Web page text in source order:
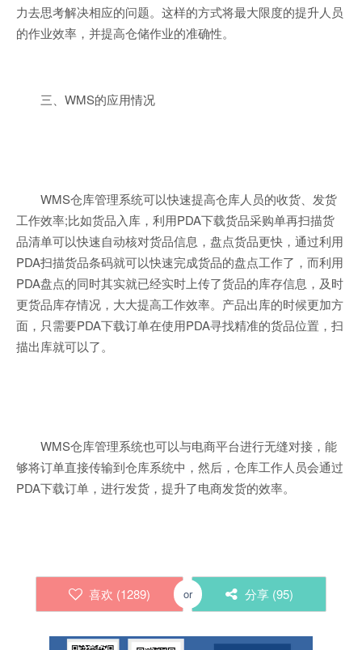
力去思考解决相应的问题。这样的方式将最大限度的提升人员
的作业效率，并提高仓储作业的准确性。
三、WMS的应用情况
WMS仓库管理系统可以快速提高仓库人员的收货、发货
工作效率;比如货品入库，利用PDA下载货品采购单再扫描货
品清单可以快速自动核对货品信息，盘点货品更快，通过利用
PDA扫描货品条码就可以快速完成货品的盘点工作了，而利用
PDA盘点的同时其实就已经实时上传了货品的库存信息，及时
更货品库存情况，大大提高工作效率。产品出库的时候更加方
面，只需要PDA下载订单在使用PDA寻找精准的货品位置，扫
描出库就可以了。
WMS仓库管理系统也可以与电商平台进行无缝对接，能
够将订单直接传输到仓库系统中，然后，仓库工作人员会通过
PDA下载订单，进行发货，提升了电商发货的效率。
喜欢 (1289) or 分享 (95)